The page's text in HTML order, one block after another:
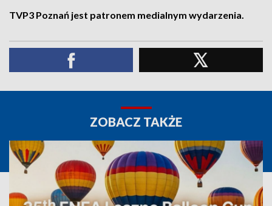
TVP3 Poznań jest patronem medialnym wydarzenia.
ZOBACZ TAKŻE